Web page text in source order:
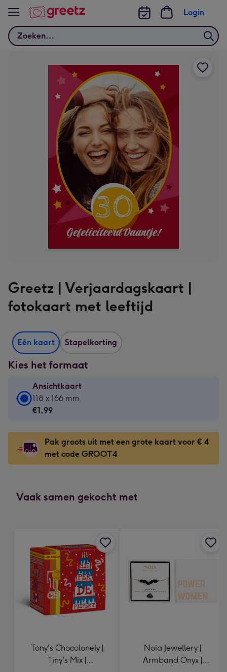
Bekijk meer
Zoeken
Login
Greetz | Verjaardagskaart |
fotokaart met leeftijd
Eén kaart Stapelkorting
Kies het formaat
Ansichtkaart
Ansichtkaart
-
-
118
x
-
mm
118 x 166 mm
€1,99
Pak groots uit met een grote kaart voor € 4
met code GROOT4
Vaak samen gekocht met
Tony's Chocolonely |
Tiny's Mix |
Noia Jewellery |
Armband Onyx |